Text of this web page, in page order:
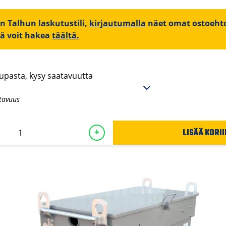
Talhun laskutustili, kirjautumalla näet omat
voit hakea täältä.
kysy saatavuutta
+ LISÄÄ